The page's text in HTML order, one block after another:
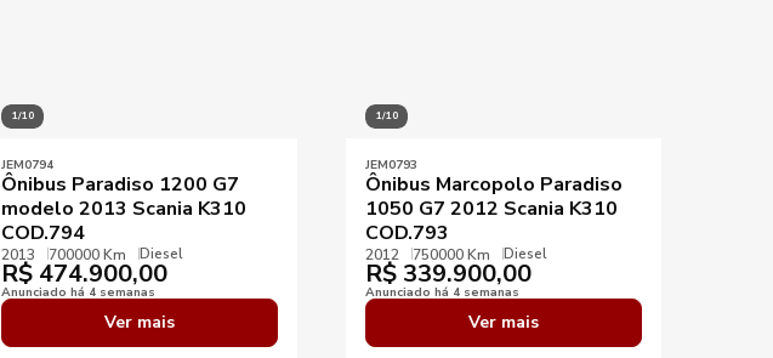
1/10
JEM0794
Ônibus Paradiso 1200 G7
modelo 2013 Scania K310
COD.794
2013 700000 Km Diesel
R$ 474.900,00
Anunciado há 4 semanas
Ver mais
1/10
JEM0793
Ônibus Marcopolo Paradiso
1050 G7 2012 Scania K310
COD.793
2012 750000 Km Diesel
R$ 339.900,00
Anunciado há 4 semanas
Ver mais